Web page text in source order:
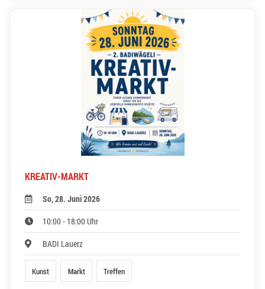
KREATIV-MARKT
So, 28. Juni 2026
10:00 - 18:00 Uhr
BADI Lauerz
Kunst Markt Treffen